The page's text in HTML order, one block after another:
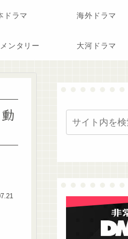
ドラマ 海外ドラマ
ンタリー 大河ドラマ